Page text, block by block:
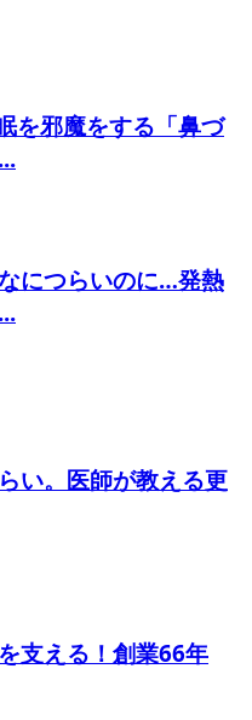
を邪魔をする「鼻づ
につらいのに…発熱
い。医師が教える更
支える！創業66年